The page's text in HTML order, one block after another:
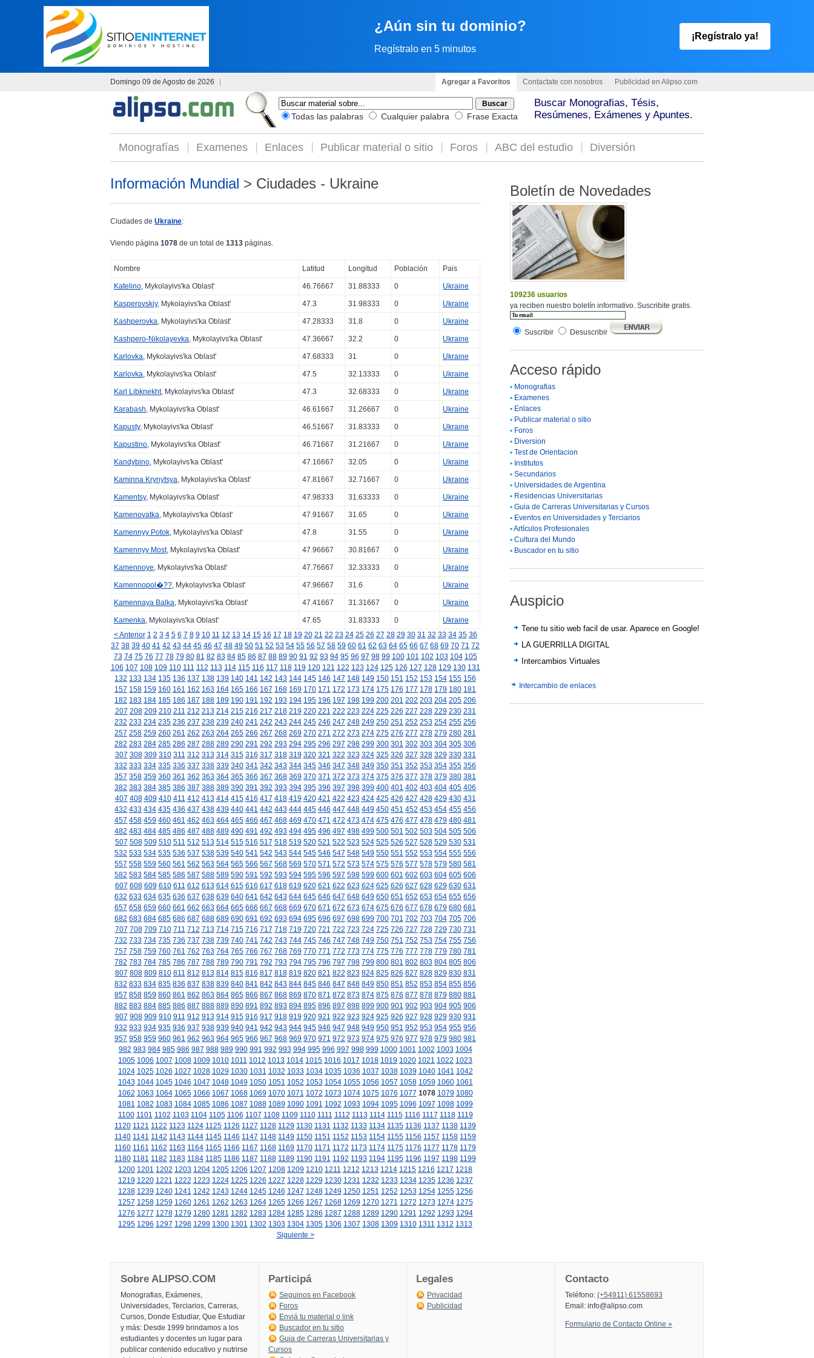
¿Aún sin tu dominio?
Regístralo en 5 minutos
¡Regístralo ya!
Domingo 09 de Agosto de 2026 Agregar a Favoritos Contactate con nosotros Publicidad en Alipso.com
Todas las palabras Cualquier palabra Frase Exacta
Buscar Monografias, Tésis,
Resúmenes, Exámenes y Apuntes.
Monografías Examenes Enlaces Publicar material o sitio Foros ABC del estudio Diversión
Información Mundial > Ciudades - Ukraine
Ciudades de Ukraine:
Viendo página 1078 de un total de 1313 páginas.
Nombre Latitud Longitud Población Pais
Katelino, Mykolayivs'ka Oblast' 46.76667 31.88333 0 Ukraine
Kasperovskiy, Mykolayivs'ka Oblast' 47.3 31.98333 0 Ukraine
Kashperovka, Mykolayivs'ka Oblast' 47.28333 31.8 0 Ukraine
Kashpero-Nikolayevka, Mykolayivs'ka Oblast' 47.36667 32.2 0 Ukraine
Karlovka, Mykolayivs'ka Oblast' 47.68333 31 0 Ukraine
Karlovka, Mykolayivs'ka Oblast' 47.5 32.13333 0 Ukraine
Karl Libknekht, Mykolayivs'ka Oblast' 47.3 32.68333 0 Ukraine
Karabash, Mykolayivs'ka Oblast' 46.61667 31.26667 0 Ukraine
Kapusty, Mykolayivs'ka Oblast' 46.51667 31.83333 0 Ukraine
Kapustino, Mykolayivs'ka Oblast' 46.71667 31.21667 0 Ukraine
Kandybino, Mykolayivs'ka Oblast' 47.16667 32.05 0 Ukraine
Kaminna Krynytsya, Mykolayivs'ka Oblast' 47.81667 32.71667 0 Ukraine
Kamentsy, Mykolayivs'ka Oblast' 47.98333 31.63333 0 Ukraine
Kamenovatka, Mykolayivs'ka Oblast' 47.91667 31.65 0 Ukraine
Kamennyy Potok, Mykolayivs'ka Oblast' 47.8 31.55 0 Ukraine
Kamennyy Most, Mykolayivs'ka Oblast' 47.96667 30.81667 0 Ukraine
Kamennoye, Mykolayivs'ka Oblast' 47.76667 32.33333 0 Ukraine
Kamennopol�??, Mykolayivs'ka Oblast' 47.96667 31.6 0 Ukraine
Kamennaya Balka, Mykolayivs'ka Oblast' 47.41667 31.31667 0 Ukraine
Kamenka, Mykolayivs'ka Oblast' 47.65 31.83333 0
Ukraine
< Anterior 1 2 3 4 5 6 7 8 9 10 11 12 13 14 15 16 17 18 19 20 21 22 23 24 25 26 27 28 29 30 31 32 33 34 35 36
37 38 39 40 41 42 43 44 45 46 47 48 49 50 51 52 53 54 55 56 57 58 59 60 61 62 63 64 65 66 67 68 69 70 71 72
73 74 75 76 77 78 79 80 81 82 83 84 85 86 87 88 89 90 91 92 93 94 95 96 97 98 99 100 101 102 103 104 105
106 107 108 109 110 111 112 113 114 115 116 117 118 119 120 121 122 123 124 125 126 127 128 129 130 131
132 133 134 135 136 137 138 139 140 141 142 143 144 145 146 147 148 149 150 151 152 153 154 155 156
157 158 159 160 161 162 163 164 165 166 167 168 169 170 171 172 173 174 175 176 177 178 179 180 181
182 183 184 185 186 187 188 189 190 191 192 193 194 195 196 197 198 199 200 201 202 203 204 205 206
207 208 209 210 211 212 213 214 215 216 217 218 219 220 221 222 223 224 225 226 227 228 229 230 231
232 233 234 235 236 237 238 239 240 241 242 243 244 245 246 247 248 249 250 251 252 253 254 255 256
257 258 259 260 261 262 263 264 265 266 267 268 269 270 271 272 273 274 275 276 277 278 279 280 281
282 283 284 285 286 287 288 289 290 291 292 293 294 295 296 297 298 299 300 301 302 303 304 305 306
307 308 309 310 311 312 313 314 315 316 317 318 319 320 321 322 323 324 325 326 327 328 329 330 331
332 333 334 335 336 337 338 339 340 341 342 343 344 345 346 347 348 349 350 351 352 353 354 355 356
357 358 359 360 361 362 363 364 365 366 367 368 369 370 371 372 373 374 375 376 377 378 379 380 381
382 383 384 385 386 387 388 389 390 391 392 393 394 395 396 397 398 399 400 401 402 403 404 405 406
407 408 409 410 411 412 413 414 415 416 417 418 419 420 421 422 423 424 425 426 427 428 429 430 431
432 433 434 435 436 437 438 439 440 441 442 443 444 445 446 447 448 449 450 451 452 453 454 455 456
457 458 459 460 461 462 463 464 465 466 467 468 469 470 471 472 473 474 475 476 477 478 479 480 481
482 483 484 485 486 487 488 489 490 491 492 493 494 495 496 497 498 499 500 501 502 503 504 505 506
507 508 509 510 511 512 513 514 515 516 517 518 519 520 521 522 523 524 525 526 527 528 529 530 531
532 533 534 535 536 537 538 539 540 541 542 543 544 545 546 547 548 549 550 551 552 553 554 555 556
557 558 559 560 561 562 563 564 565 566 567 568 569 570 571 572 573 574 575 576 577 578 579 580 581
582 583 584 585 586 587 588 589 590 591 592 593 594 595 596 597 598 599 600 601 602 603 604 605 606
607 608 609 610 611 612 613 614 615 616 617 618 619 620 621 622 623 624 625 626 627 628 629 630 631
632 633 634 635 636 637 638 639 640 641 642 643 644 645 646 647 648 649 650 651 652 653 654 655 656
657 658 659 660 661 662 663 664 665 666 667 668 669 670 671 672 673 674 675 676 677 678 679 680 681
682 683 684 685 686 687 688 689 690 691 692 693 694 695 696 697 698 699 700 701 702 703 704 705 706
707 708 709 710 711 712 713 714 715 716 717 718 719 720 721 722 723 724 725 726 727 728 729 730 731
732 733 734 735 736 737 738 739 740 741 742 743 744 745 746 747 748 749 750 751 752 753 754 755 756
757 758 759 760 761 762 763 764 765 766 767 768 769 770 771 772 773 774 775 776 777 778 779 780 781
782 783 784 785 786 787 788 789 790 791 792 793 794 795 796 797 798 799 800 801 802 803 804 805 806
807 808 809 810 811 812 813 814 815 816 817 818 819 820 821 822 823 824 825 826 827 828 829 830 831
832 833 834 835 836 837 838 839 840 841 842 843 844 845 846 847 848 849 850 851 852 853 854 855 856
857 858 859 860 861 862 863 864 865 866 867 868 869 870 871 872 873 874 875 876 877 878 879 880 881
882 883 884 885 886 887 888 889 890 891 892 893 894 895 896 897 898 899 900 901 902 903 904 905 906
907 908 909 910 911 912 913 914 915 916 917 918 919 920 921 922 923 924 925 926 927 928 929 930 931
932 933 934 935 936 937 938 939 940 941 942 943 944 945 946 947 948 949 950 951 952 953 954 955 956
957 958 959 960 961 962 963 964 965 966 967 968 969 970 971 972 973 974 975 976 977 978 979 980 981
982 983 984 985 986 987 988 989 990 991 992 993 994 995 996 997 998 999 1000 1001 1002 1003 1004
1005 1006 1007 1008 1009 1010 1011 1012 1013 1014 1015 1016 1017 1018 1019 1020 1021 1022 1023
1024 1025 1026 1027 1028 1029 1030 1031 1032 1033 1034 1035 1036 1037 1038 1039 1040 1041 1042
1043 1044 1045 1046 1047 1048 1049 1050 1051 1052 1053 1054 1055 1056 1057 1058 1059 1060 1061
1062 1063 1064 1065 1066 1067 1068 1069 1070 1071 1072 1073 1074 1075 1076 1077 1078 1079 1080
1081 1082 1083 1084 1085 1086 1087 1088 1089 1090 1091 1092 1093 1094 1095 1096 1097 1098 1099
1100 1101 1102 1103 1104 1105 1106 1107 1108 1109 1110 1111 1112 1113 1114 1115 1116 1117 1118 1119
1120 1121 1122 1123 1124 1125 1126 1127 1128 1129 1130 1131 1132 1133 1134 1135 1136 1137 1138 1139
1140 1141 1142 1143 1144 1145 1146 1147 1148 1149 1150 1151 1152 1153 1154 1155 1156 1157 1158 1159
1160 1161 1162 1163 1164 1165 1166 1167 1168 1169 1170 1171 1172 1173 1174 1175 1176 1177 1178 1179
1180 1181 1182 1183 1184 1185 1186 1187 1188 1189 1190 1191 1192 1193 1194 1195 1196 1197 1198 1199
1200 1201 1202 1203 1204 1205 1206 1207 1208 1209 1210 1211 1212 1213 1214 1215 1216 1217 1218
1219 1220 1221 1222 1223 1224 1225 1226 1227 1228 1229 1230 1231 1232 1233 1234 1235 1236 1237
1238 1239 1240 1241 1242 1243 1244 1245 1246 1247 1248 1249 1250 1251 1252 1253 1254 1255 1256
1257 1258 1259 1260 1261 1262 1263 1264 1265 1266 1267 1268 1269 1270 1271 1272 1273 1274 1275
1276 1277 1278 1279 1280 1281 1282 1283 1284 1285 1286 1287 1288 1289 1290 1291 1292 1293 1294
1295 1296 1297 1298 1299 1300 1301 1302 1303 1304 1305 1306 1307 1308 1309 1310 1311 1312 1313
Siguiente >
Boletín de Novedades
109236 usuarios
ya reciben nuestro boletín informativo. Suscribite gratis.
Suscribir Desuscribir
Acceso rápido
• Monografias
• Examenes
• Enlaces
• Publicar material o sitio
• Foros
• Diversion
• Test de Orientacion
• Institutos
• Secundarios
• Universidades de Argentina
• Residencias Universitarias
• Guia de Carreras Universitarias y Cursos
• Eventos en Universidades y Terciarios
•Artículos Profesionales
• Cultura del Mundo
• Buscador en tu sitio
Auspicio
Tene tu sitio web facil de usar. Aparece en Google!
LA GUERRILLA DIGITAL
Intercambios Virtuales
Intercambio de enlaces
Sobre ALIPSO.COM
Monografias, Exámenes,
Universidades, Terciarios, Carreras,
Cursos, Donde Estudiar, Que Estudiar
y más: Desde 1999 brindamos a los
estudiantes y docentes un lugar para
publicar contenido educativo y nutrirse
Participá
Seguinos en Facebook
Foros
Enviá tu material o link
Buscador en tu sitio
Guia de Carreras Universitarias y
Cursos
Legales
Privacidad
Publicidad
Contacto
Teléfono: (+54911) 61558693
Email: info@alipso.com
Formulario de Contacto Online »